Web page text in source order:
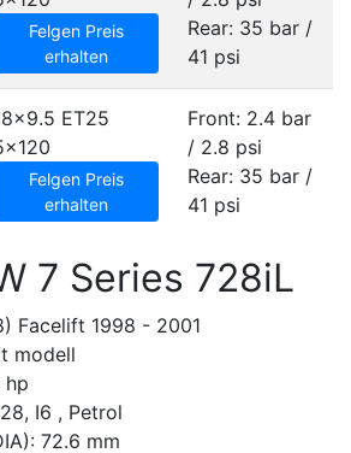
Felgen Preis
erhalten
Rear: 35 bar /
41 psi
ET25
Felgen Preis
erhalten
Front: 2.4 bar
/ 2.8 psi
Rear: 35 bar /
41 psi
7 Series 728iL
Facelift 1998 - 2001
modell
hp
I6 , Petrol
72.6 mm